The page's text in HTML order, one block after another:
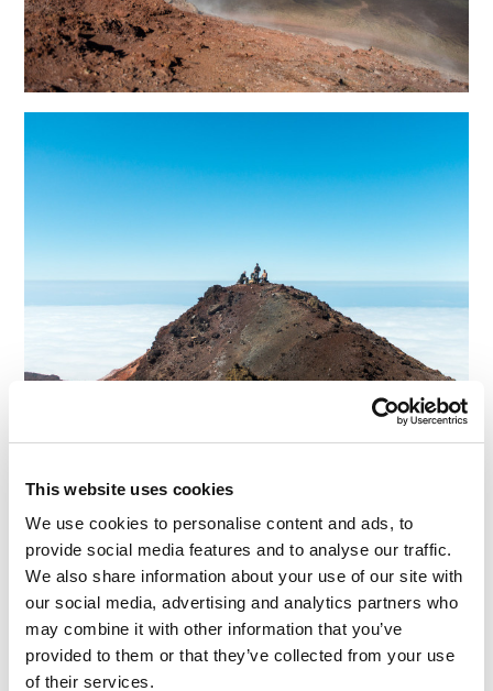
This website uses cookies
We use cookies to personalise content and ads, to
provide social media features and to analyse our traffic.
We also share information about your use of our site with
our social media, advertising and analytics partners who
may combine it with other information that you’ve
provided to them or that they’ve collected from your use
of their services.
@e_kaspersky。你会有跳恰恰舞的冲动。